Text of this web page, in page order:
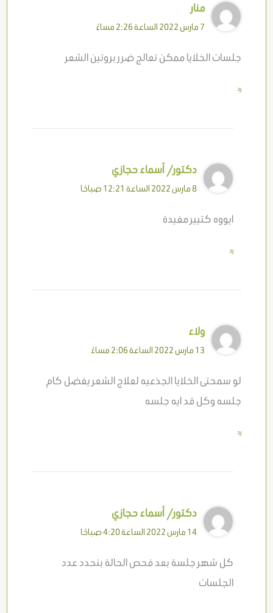
منار
7 مارس 2022 الساعة 2:26 مساءً
جلسات الخلايا ممكن تعالج ضرر بروتين الشعر
رد
دكتور/ أسماء حجازي
8 مارس 2022 الساعة 12:21 صباحًا
ايووه كتيير مفيدة
رد
ولاء
13 مارس 2022 الساعة 2:06 مساءً
لو سمحتى الخلايا الجذعيه لعلاج الشعر يفضل كام
جلسه وكل قد ايه جلسه
رد
دكتور/ أسماء حجازي
14 مارس 2022 الساعة 4:20 صباحًا
كل شهر جلسة بعد فحص الحالة بنحدد عدد
الجلسات